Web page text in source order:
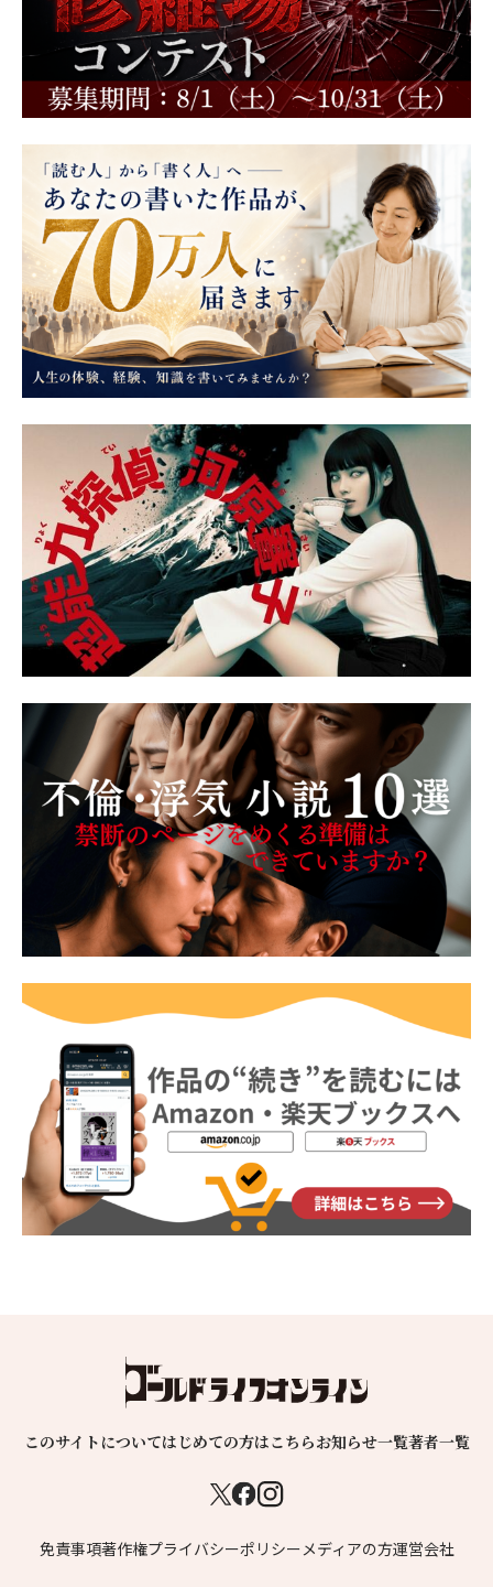
このサイトについてはじめての方はこちらお知らせ一覧著者一覧
免責事項著作権プライバシーポリシーメディアの方運営会社